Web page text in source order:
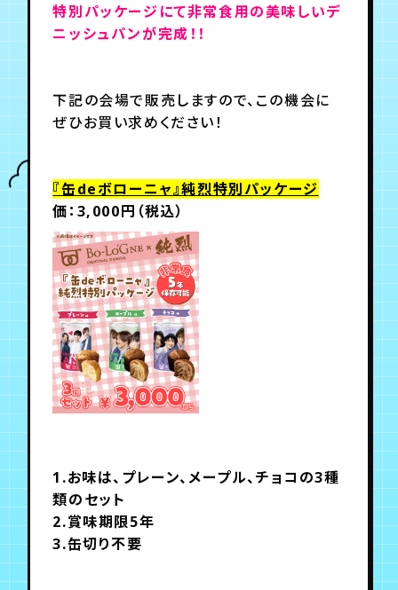
会員登録
チケット
TICKET
お知らせ
FC NEWS
ムービー
月会員制ファンクラブ
会員登録 ログイン
特別パッケージにて非常食用の美味しいデ
ニッシュパンが完成！！
下記の会場で販売しますので、この機会に
ぜひお買い求めください！
『缶deボローニャ』純烈特別パッケージ
価：3,000円（税込）
1.お味は、プレーン、メープル、チョコの3種
類のセット
2.賞味期限5年
3.缶切り不要